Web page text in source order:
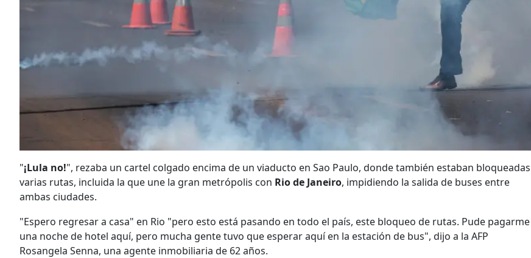
"¡Lula no!", rezaba un cartel colgado encima de un viaducto en Sao Paulo, donde también estaban bloqueadas
varias rutas, incluida la que une la gran metrópolis con Rio de Janeiro, impidiendo la salida de buses entre
ambas ciudades.
"Espero regresar a casa" en Rio "pero esto está pasando en todo el país, este bloqueo de rutas. Pude pagarme
una noche de hotel aquí, pero mucha gente tuvo que esperar aquí en la estación de bus", dijo a la AFP
Rosangela Senna, una agente inmobiliaria de 62 años.